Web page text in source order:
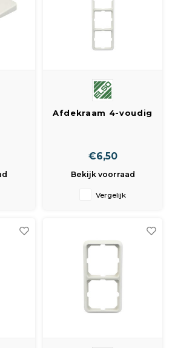
Afdekraam 4-voudig
€6,50
Bekijk voorraad
Vergelijk